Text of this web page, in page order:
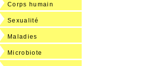
Corps humain
Sexualité
Maladies
Microbiote